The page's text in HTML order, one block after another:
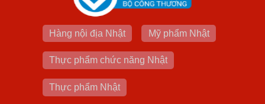
Hàng nội địa Nhật Mỹ phẩm Nhật
Thực phẩm chức năng Nhật
Thực phẩm Nhật